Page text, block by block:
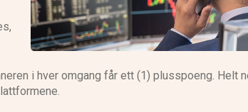
i hver omgang får ett (1) plusspoeng. Helt